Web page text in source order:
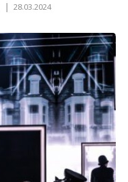
| 28.03.2024